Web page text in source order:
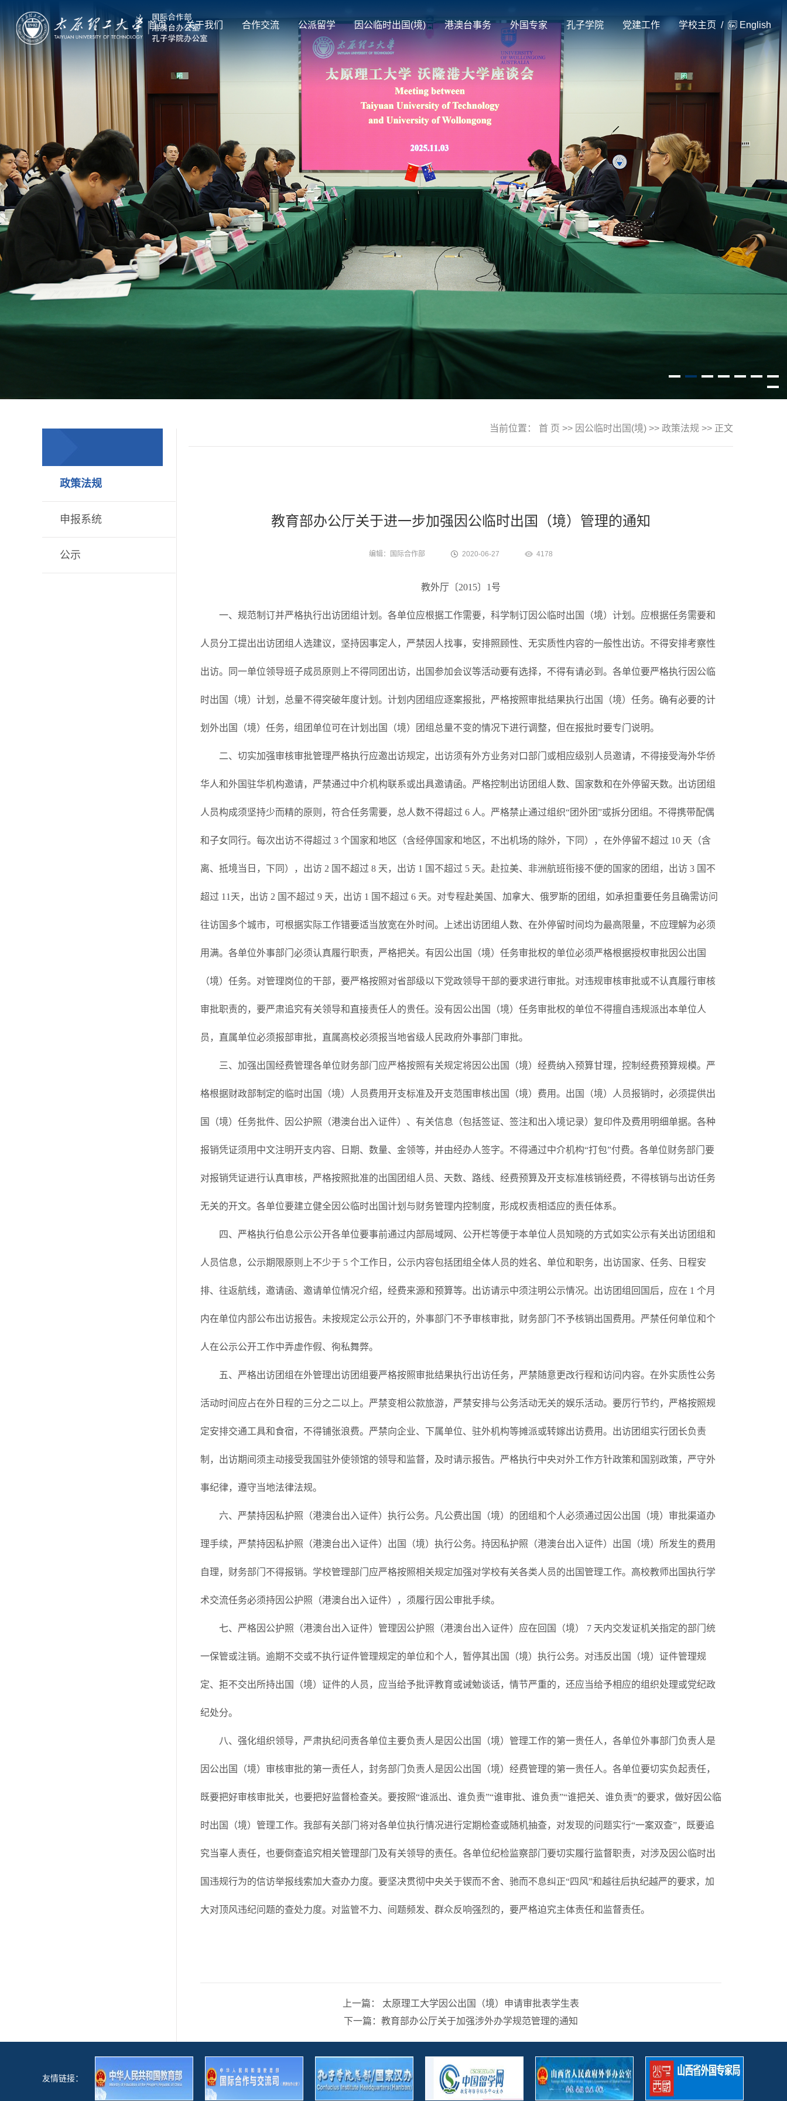
首页 关于我们 合作交流 公派留学 因公临时出国(境) 港澳台事务 外国专家 孔子学院 党建工作 学校主页 / English
政策法规
申报系统
公示
当前位置： 首 页 >> 因公临时出国(境) >> 政策法规 >> 正文
教育部办公厅关于进一步加强因公临时出国（境）管理的通知
编辑：国际合作部 2020-06-27 4178
教外厅〔2015〕1号
一、规范制订并严格执行出访团组计划。各单位应根据工作需要，科学制订因公临时出国（境）计划。应根据任务需要和
人员分工提出出访团组人选建议，坚持因事定人，严禁因人找事，安排照顾性、无实质性内容的一般性出访。不得安排考察性
出访。同一单位领导班子成员原则上不得同团出访，出国参加会议等活动要有选择，不得有请必到。各单位要严格执行因公临
时出国（境）计划，总量不得突破年度计划。计划内团组应逐案报批，严格按照审批结果执行出国（境）任务。确有必要的计
划外出国（境）任务，组团单位可在计划出国（境）团组总量不变的情况下进行调整，但在报批时要专门说明。
二、切实加强审核审批管理严格执行应邀出访规定，出访须有外方业务对口部门或相应级别人员邀请，不得接受海外华侨
华人和外国驻华机构邀请，严禁通过中介机构联系或出具邀请函。严格控制出访团组人数、国家数和在外停留天数。出访团组
人员构成须坚持少而精的原则，符合任务需要，总人数不得超过 6 人。严格禁止通过组织“团外团”或拆分团组。不得携带配偶
和子女同行。每次出访不得超过 3 个国家和地区（含经停国家和地区，不出机场的除外，下同），在外停留不超过 10 天（含
离、抵境当日，下同），出访 2 国不超过 8 天，出访 1 国不超过 5 天。赴拉美、非洲航班衔接不便的国家的团组，出访 3 国不
超过 11天，出访 2 国不超过 9 天，出访 1 国不超过 6 天。对专程赴美国、加拿大、俄罗斯的团组，如承担重要任务且确需访问
往访国多个城市，可根据实际工作错要适当放宽在外时间。上述出访团组人数、在外停留时间均为最高限量，不应理解为必须
用满。各单位外事部门必须认真履行职责，严格把关。有因公出国（境）任务审批权的单位必须严格根据授权审批因公出国
（境）任务。对管理岗位的干部，要严格按照对省部级以下党政领导干部的要求进行审批。对违规审核审批或不认真履行审核
审批职责的，要严肃追究有关领导和直接责任人的贵任。没有因公出国（境）任务审批权的单位不得擅自违规派出本单位人
员，直属单位必须报部审批，直属高校必须报当地省级人民政府外事部门审批。
三、加强出国经费管理各单位财务部门应严格按照有关规定将因公出国（境）经费纳入预算甘理，控制经费预算规模。严
格根据财政部制定的临时出国（境）人员费用开支标准及开支范围审核出国（境）费用。出国（境）人员报销时，必须提供出
国（境）任务批件、因公护照（港澳台出入证件）、有关信息（包括签证、签注和出入境记录）复印件及费用明细单据。各种
报销凭证须用中文注明开支内容、日期、数量、金领等，并由经办人签字。不得通过中介机构“打包”付费。各单位财务部门要
对报销凭证进行认真审核，严格按照批准的出国团组人员、天数、路线、经费预算及开支标准核销经费，不得核销与出访任务
无关的开文。各单位要建立健全因公临时出国计划与财务管理内控制度，形成权责相适应的责任体系。
四、严格执行伯息公示公开各单位要事前通过内部局域网、公开栏等便于本单位人员知晓的方式如实公示有关出访团组和
人员信息，公示期限原则上不少于 5 个工作日，公示内容包括团组全体人员的姓名、单位和职务，出访国家、任务、日程安
排、往返航线，邀请函、邀请单位情况介绍，经费来源和预算等。出访请示中须注明公示情况。出访团组回国后，应在 1 个月
内在单位内部公布出访报告。未按规定公示公开的，外事部门不予审核审批，财务部门不予核销出国费用。严禁任何单位和个
人在公示公开工作中弄虚作假、徇私舞弊。
五、严格出访团组在外管理出访团组要严格按照审批结果执行出访任务，严禁随意更改行程和访问内容。在外实质性公务
活动时间应占在外日程的三分之二以上。严禁变相公款旅游，严禁安排与公务活动无关的娱乐活动。要厉行节约，严格按照规
定安排交通工具和食宿，不得铺张浪费。严禁向企业、下属单位、驻外机构等摊派或转嫁出访费用。出访团组实行团长负责
制，出访期间须主动接受我国驻外使领馆的领导和监督，及时请示报告。严格执行中央对外工作方针政策和国别政策，严守外
事纪律，遵守当地法律法规。
六、严禁持因私护照（港澳台出入证件）执行公务。凡公费出国（境）的团组和个人必须通过因公出国（境）审批渠道办
理手续，严禁持因私护照（港澳台出入证件）出国（境）执行公务。持因私护照（港澳台出入证件）出国（境）所发生的费用
自理，财务部门不得报销。学校管理部门应严格按照相关规定加强对学校有关各类人员的出国管理工作。高校教师出国执行学
术交流任务必须持因公护照（港澳台出入证件），须履行因公审批手续。
七、严格因公护照（港澳台出入证件）管理因公护照（港澳台出入证件）应在回国（境） 7 天内交发证机关指定的部门统
一保管或注销。逾期不交或不执行证件管理规定的单位和个人，暂停其出国（境）执行公务。对违反出国（境）证件管理规
定、拒不交出所持出国（境）证件的人员，应当给予批评教育或诫勉谈话，情节严重的，还应当给予相应的组织处理或党纪政
纪处分。
八、强化组织领导，严肃执纪问责各单位主要负责人是因公出国（境）管理工作的第一贵任人，各单位外事部门负责人是
因公出国（境）审核审批的第一责任人，封务部门负责人是因公出国（境）经费管理的第一贵任人。各单位要切实负起责任，
既要把好审核审批关，也要把好监督检查关。要按照“谁派出、谁负责”“谁审批、谁负责”“谁把关、谁负责”的要求，做好因公临
时出国（境）管理工作。我部有关部门将对各单位执行情况进行定期检查或随机抽查，对发现的问题实行“一案双查”，既要追
究当辜人责任，也要倒查追究相关管理部门及有关领导的责任。各单位纪检监察部门要切实履行监督职责，对涉及因公临时出
国违规行为的信访举报线索加大查办力度。要坚决贯彻中央关于锲而不舍、驰而不息纠正“四风”和越往后执纪越严的要求，加
大对顶风违纪问题的查处力度。对监管不力、间题频发、群众反响强烈的，要严格迫究主体责任和监督责任。
上一篇： 太原理工大学因公出国（境）申请审批表学生表
下一篇：教育部办公厅关于加强涉外办学规范管理的通知
友情链接：